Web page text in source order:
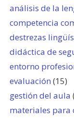
análisis de la
competencia
destrezas
didáctica de
entorno
evaluación (15)
gestión del aula
materiales para